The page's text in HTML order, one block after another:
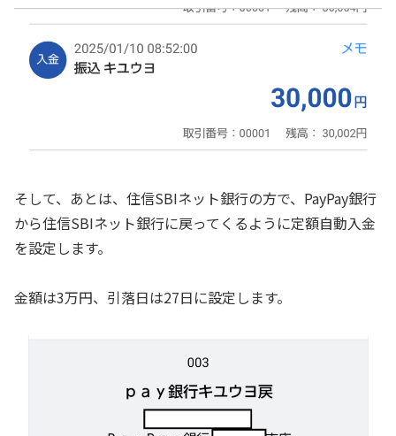
そして、あとは、住信SBIネット銀行の方で、PayPay銀行
から住信SBIネット銀行に戻ってくるように定額自動入金
を設定します。
金額は3万円、引落日は27日に設定します。